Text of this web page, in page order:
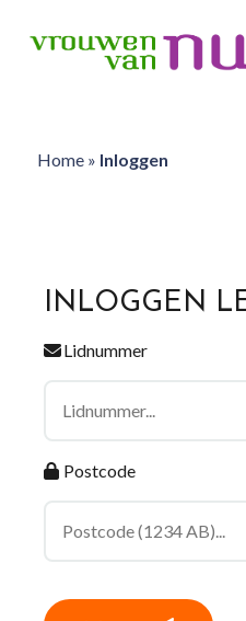
Home» Inloggen
INLOGGEN
Lidnummer
Postcode